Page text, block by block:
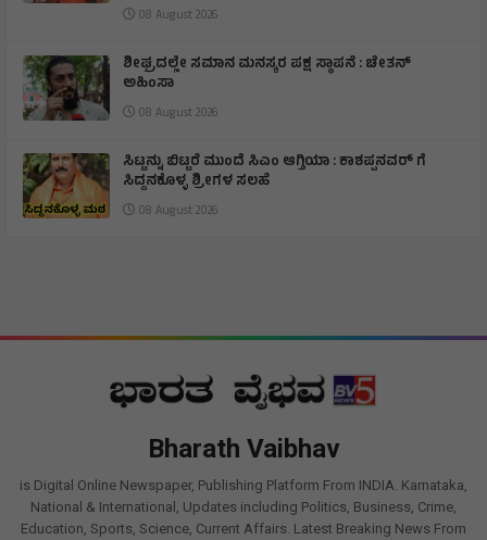
08 August 2026
ಶೀಘ್ರದಲ್ಲೇ ಸಮಾನ ಮನಸ್ಕರ ಪಕ್ಷ ಸ್ಥಾಪನೆ : ಚೇತನ್
ಅಹಿಂಸಾ
08 August 2026
ಸಿಟ್ಟನ್ನು ಬಿಟ್ಟರೆ ಮುಂದೆ ಸಿಎಂ ಆಗ್ತಿಯಾ : ಕಾಶಪ್ಪನವರ್ ಗೆ
ಸಿದ್ದನಕೊಳ್ಳ ಶ್ರೀಗಳ ಸಲಹೆ
08 August 2026
Bharath Vaibhav
is Digital Online Newspaper, Publishing Platform From INDIA. Karnataka,
National & International, Updates including Politics, Business, Crime,
Education, Sports, Science, Current Affairs. Latest Breaking News From